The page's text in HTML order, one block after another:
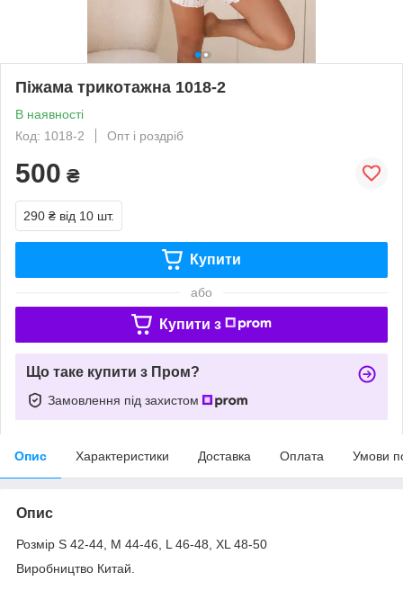
Піжама трикотажна 1018-2
В наявності
Код: 1018-2
Опт і роздріб
500 ₴
290 ₴ від 10 шт.
Купити
або
Купити з
Що таке купити з Пром?
Замовлення під захистом
Опис Характеристики Доставка Оплата Умови
Опис
Розмір S 42-44, M 44-46, L 46-48, XL 48-50
Виробництво Китай.